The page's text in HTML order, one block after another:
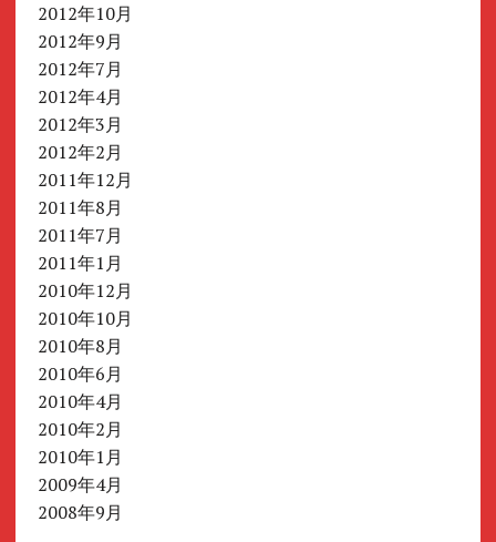
2012年10月
2012年9月
2012年7月
2012年4月
2012年3月
2012年2月
2011年12月
2011年8月
2011年7月
2011年1月
2010年12月
2010年10月
2010年8月
2010年6月
2010年4月
2010年2月
2010年1月
2009年4月
2008年9月